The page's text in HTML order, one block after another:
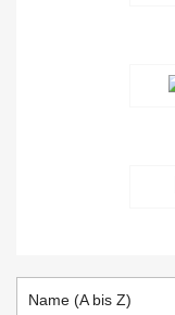
Name (A bis Z)